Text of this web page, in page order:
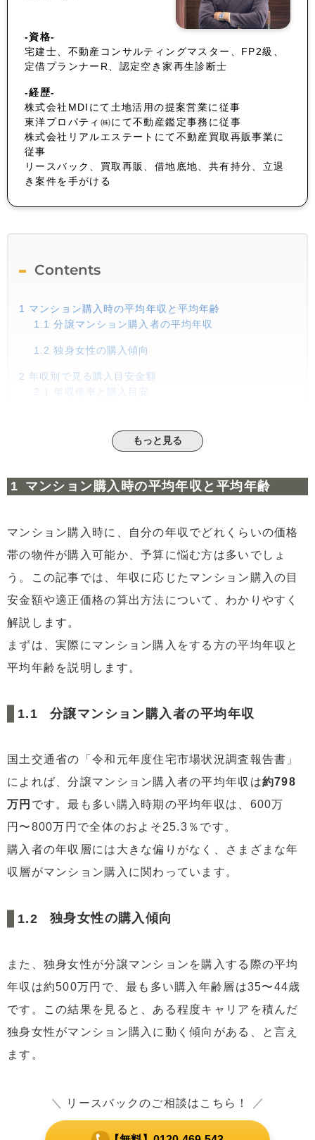
-資格-
宅建士、不動産コンサルティングマスター、FP2級、
定借プランナーR、認定空き家再生診断士
-経歴-
株式会社MDIにて土地活用の提案営業に従事
東洋プロパティ㈱にて不動産鑑定事務に従事
株式会社リアルエステートにて不動産買取再販事業に
従事
リースバック、買取再販、借地底地、共有持分、立退
き案件を手がける
Contents
1
マンション購入時の平均年収と平均年齢
1.1 分譲マンション購入者の平均年収
1.2 独身女性の購入傾向
2 年収別で見る購入目安金額
2.1
年収倍率と購入目安
年代別で見るマンション購入者の平均年収
3.2【30代・40代・50代】マンション購入者の平均年
3.3 【60代】マンション購入者の平均年収
4マンション購入価格の目安：年収倍率以外の重要ポイン
4.1事前に準備できる頭金
5.1
金利変動のリスク
もっと見る
マンション購入時の平均年収と平均年齢
マンション購入時に、自分の年収でどれくらいの価格
帯の物件が購入可能か、予算に悩む方は多いでしょ
う。この記事では、年収に応じたマンション購入の目
安金額や適正価格の算出方法について、わかりやすく
解説します。
まずは、実際にマンション購入をする方の平均年収と
平均年齢を説明します。
分譲マンション購入者の平均年収
国土交通省の「令和元年度住宅市場状況調査報告書」
によれば、分譲マンション購入者の平均年収は約798
万円 です。最も多い購入時期の平均年収は、600万
円〜800万円で全体のおよそ25.3％です。
購入者の年収層には大きな偏りがなく、さまざまな年
収層がマンション購入に関わっています。
独身女性の購入傾向
また、独身女性が分譲マンションを購入する際の平均
年収は約500万円で、最も多い購入年齢層は35〜44歳
です。この結果を見ると、ある程度キャリアを積んだ
独身女性がマンション購入に動く傾向がある、と言え
ます。
＼ リースバックのご相談はこちら！ ／